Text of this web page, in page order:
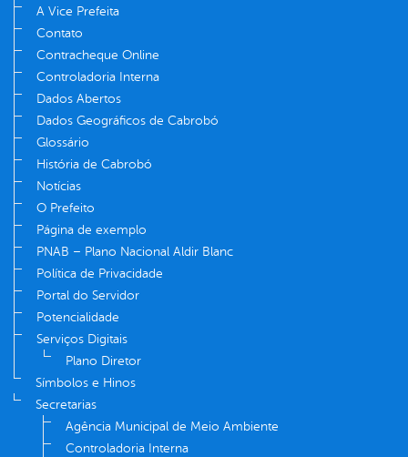
A Vice Prefeita
Contato
Contracheque Online
Controladoria Interna
Dados Abertos
Dados Geográficos de Cabrobó
Glossário
História de Cabrobó
Notícias
O Prefeito
Página de exemplo
PNAB – Plano Nacional Aldir Blanc
Política de Privacidade
Portal do Servidor
Potencialidade
Serviços Digitais
Plano Diretor
Símbolos e Hinos
Secretarias
Agência Municipal de Meio Ambiente
Controladoria Interna